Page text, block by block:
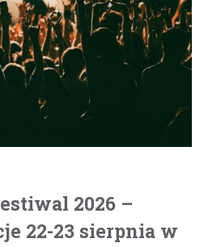
2026 –
22-23 sierpnia w